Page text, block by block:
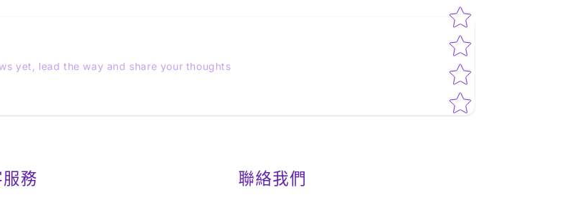
yet, lead the way and share your thoughts
務 聯絡我們